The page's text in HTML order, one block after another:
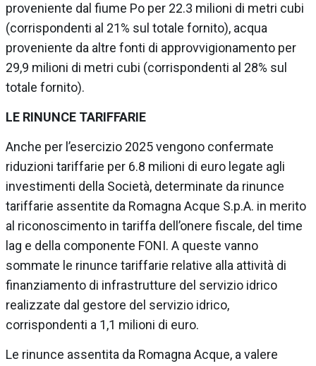
proveniente dal fiume Po per 22.3 milioni di metri cubi
(corrispondenti al 21% sul totale fornito), acqua
proveniente da altre fonti di approvvigionamento per
29,9 milioni di metri cubi (corrispondenti al 28% sul
totale fornito).
LE RINUNCE TARIFFARIE
Anche per l’esercizio 2025 vengono confermate
riduzioni tariffarie per 6.8 milioni di euro legate agli
investimenti della Società, determinate da rinunce
tariffarie assentite da Romagna Acque S.p.A. in merito
al riconoscimento in tariffa dell’onere fiscale, del time
lag e della componente FONI. A queste vanno
sommate le rinunce tariffarie relative alla attività di
finanziamento di infrastrutture del servizio idrico
realizzate dal gestore del servizio idrico,
corrispondenti a 1,1 milioni di euro.
Le rinunce assentita da Romagna Acque, a valere